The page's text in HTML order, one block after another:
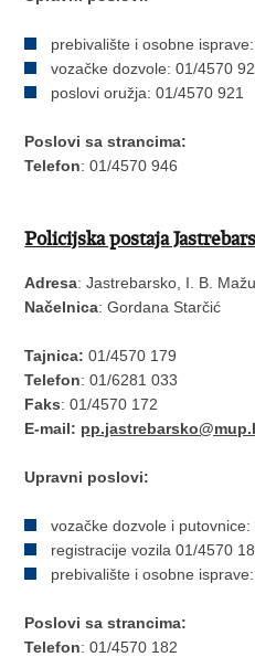
prebivalište i osobne
vozačke dozvole: 01/4570
poslovi oružja: 01/4570 921
Poslovi sa strancima:
Telefon: 01/4570 946
Policijska postaja
Adresa: Jastrebarsko, I. B.
Načelnica: Gordana Starčić
Tajnica:01/4570 179
Telefon: 01/6281 033
Faks: 01/4570 172
E-mail:
Upravni poslovi:
vozačke dozvole i
registracije vozila 01/4570
prebivalište i osobne
Poslovi sa strancima:
Telefon: 01/4570 182